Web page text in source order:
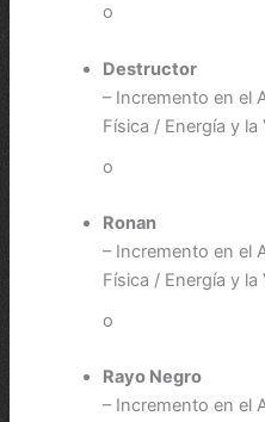
o
Destructor
– Incremento en el
Física / Energía y la
o
Ronan
– Incremento en el
Física / Energía y la
o
Rayo Negro
– Incremento en el